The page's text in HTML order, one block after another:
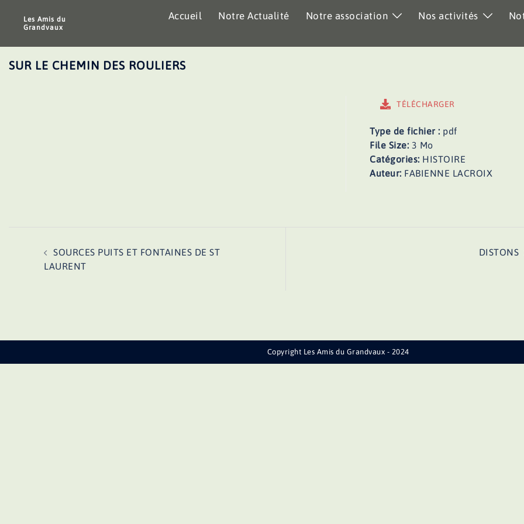
Les Amis du
Grandvaux
Accueil Notre Actualité Notre association Nos activités
SUR LE CHEMIN DES ROULIERS
TÉLÉCHARGER
Type de fichier : pdf
File Size: 3 Mo
Catégories: HISTOIRE
Auteur: FABIENNE LACROIX
d’article
SOURCES PUITS ET FONTAINES DE ST
LAURENT
DISTONS
Copyright Les Amis du Grandvaux - 2024